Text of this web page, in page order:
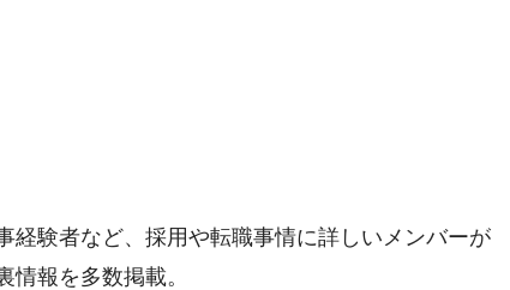
経験者など、採用や転職事情に詳しいメンバーが
情報を多数掲載。